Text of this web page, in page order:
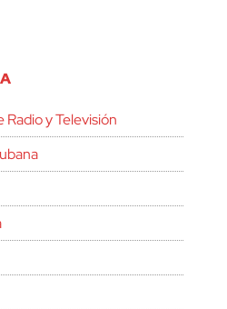
y Televisión